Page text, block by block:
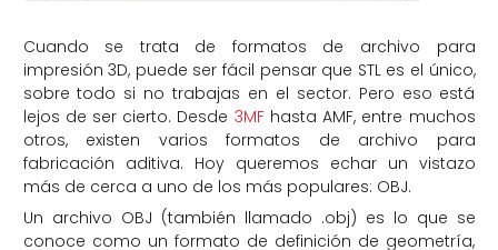
Cuando se trata de formatos de archivo para
impresión 3D, puede ser fácil pensar que STL es el único,
sobre todo si no trabajas en el sector. Pero eso está
lejos de ser cierto. Desde 3MFhasta AMF, entre muchos
otros, existen varios formatos de archivo para
fabricación aditiva. Hoy queremos echar un vistazo
más de cerca a uno de los más populares: OBJ.
Un archivo OBJ (también llamado .obj) es lo que se
conoce como un formato de definición de geometría,